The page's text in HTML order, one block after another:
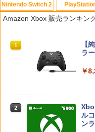
1
【
つ
あ
送
つ
あ
h 2
1
鬼
エ
ィ
￥
￥
1
送
ビ
ー
単
大
ク
1
【
￥
Nintendo Switch 2
1
ス
コ
￥
ス
1
日
プ
Amazon Xbox 販売ランキン
1
【
ラ
￥
2
ル
ン